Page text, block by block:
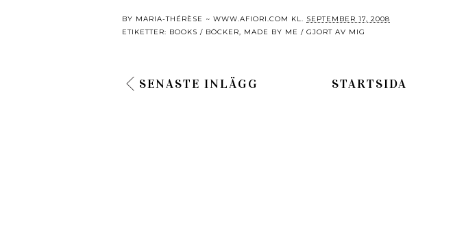
BY MARIA-THÉRÈSE ~ WWW.AFIORI.COM KL. SEPTEMBER 17, 2008
ETIKETTER: BOOKS / BÖCKER MADE BY ME / GJORT AV MIG
SENASTE INLÄGG STARTSIDA